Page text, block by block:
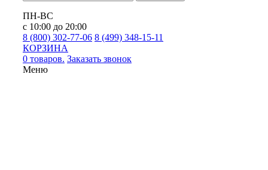
ПН-ВС
с 10:00 до 20:00
8 (800) 302-77-06 8 (499) 348-15-11
КОРЗИНА
0 товаров. Заказать звонок
Меню